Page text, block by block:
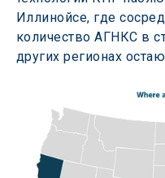
Иллинойсе, где
количество АГНКС в
других регионах